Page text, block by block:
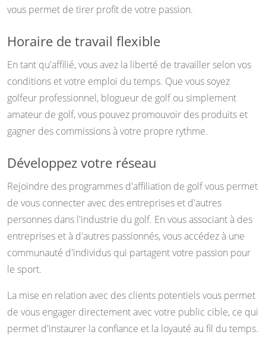
vous permet de tirer profit de votre passion.
Horaire de travail flexible
En tant qu'affilié, vous avez la liberté de travailler selon vos
conditions et votre emploi du temps. Que vous soyez
golfeur professionnel, blogueur de golf ou simplement
amateur de golf, vous pouvez promouvoir des produits et
gagner des commissions à votre propre rythme.
Développez votre réseau
Rejoindre des programmes d'affiliation de golf vous permet
de vous connecter avec des entreprises et d'autres
personnes dans l'industrie du golf. En vous associant à des
entreprises et à d'autres passionnés, vous accédez à une
communauté d'individus qui partagent votre passion pour
le sport.
La mise en relation avec des clients potentiels vous permet
de vous engager directement avec votre public cible, ce qui
permet d'instaurer la confiance et la loyauté au fil du temps.